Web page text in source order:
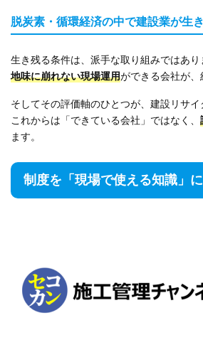
脱炭素・循環経済の中で建設業が生
生き残る条件は、派手な取り組みではあり
地味に崩れない現場運用ができる会社が、
そしてその評価軸のひとつが、建設リサイ
これからは「できている会社」ではなく、
ます。
制度を「現場で使える知識」